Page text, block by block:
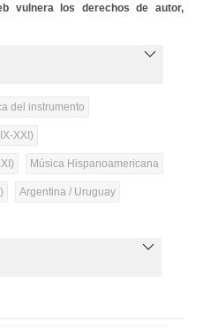
vulnera los derechos de autor,
del instrumento
XXI)
Música Hispanoamericana
Argentina / Uruguay